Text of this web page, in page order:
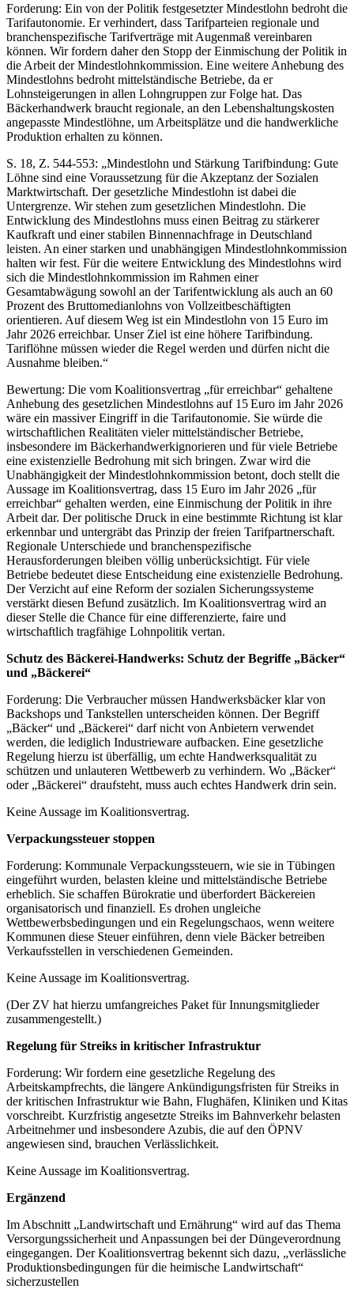
Forderung: Ein von der Politik festgesetzter Mindestlohn bedroht die
Tarifautonomie. Er verhindert, dass Tarifparteien regionale und
branchenspezifische Tarifverträge mit Augenmaß vereinbaren
können. Wir fordern daher den Stopp der Einmischung der Politik in
die Arbeit der Mindestlohnkommission. Eine weitere Anhebung des
Mindestlohns bedroht mittelständische Betriebe, da er
Lohnsteigerungen in allen Lohngruppen zur Folge hat. Das
Bäckerhandwerk braucht regionale, an den Lebenshaltungskosten
angepasste Mindestlöhne, um Arbeitsplätze und die handwerkliche
Produktion erhalten zu können.
S. 18, Z. 544-553: „Mindestlohn und Stärkung Tarifbindung: Gute
Löhne sind eine Voraussetzung für die Akzeptanz der Sozialen
Marktwirtschaft. Der gesetzliche Mindestlohn ist dabei die
Untergrenze. Wir stehen zum gesetzlichen Mindestlohn. Die
Entwicklung des Mindestlohns muss einen Beitrag zu stärkerer
Kaufkraft und einer stabilen Binnennachfrage in Deutschland
leisten. An einer starken und unabhängigen Mindestlohnkommission
halten wir fest. Für die weitere Entwicklung des Mindestlohns wird
sich die Mindestlohnkommission im Rahmen einer
Gesamtabwägung sowohl an der Tarifentwicklung als auch an 60
Prozent des Bruttomedianlohns von Vollzeitbeschäftigten
orientieren. Auf diesem Weg ist ein Mindestlohn von 15 Euro im
Jahr 2026 erreichbar. Unser Ziel ist eine höhere Tarifbindung.
Tariflöhne müssen wieder die Regel werden und dürfen nicht die
Ausnahme bleiben.“
Bewertung: Die vom Koalitionsvertrag „für erreichbar“ gehaltene
Anhebung des gesetzlichen Mindestlohns auf 15 Euro im Jahr 2026
wäre ein massiver Eingriff in die Tarifautonomie. Sie würde die
wirtschaftlichen Realitäten vieler mittelständischer Betriebe,
insbesondere im Bäckerhandwerkignorieren und für viele Betriebe
eine existenzielle Bedrohung mit sich bringen. Zwar wird die
Unabhängigkeit der Mindestlohnkommission betont, doch stellt die
Aussage im Koalitionsvertrag, dass 15 Euro im Jahr 2026 „für
erreichbar“ gehalten werden, eine Einmischung der Politik in ihre
Arbeit dar. Der politische Druck in eine bestimmte Richtung ist klar
erkennbar und untergräbt das Prinzip der freien Tarifpartnerschaft.
Regionale Unterschiede und branchenspezifische
Herausforderungen bleiben völlig unberücksichtigt. Für viele
Betriebe bedeutet diese Entscheidung eine existenzielle Bedrohung.
Der Verzicht auf eine Reform der sozialen Sicherungssysteme
verstärkt diesen Befund zusätzlich. Im Koalitionsvertrag wird an
dieser Stelle die Chance für eine differenzierte, faire und
wirtschaftlich tragfähige Lohnpolitik vertan.
Schutz des Bäckerei-Handwerks: Schutz der Begriffe „Bäcker“
und „Bäckerei“
Forderung: Die Verbraucher müssen Handwerksbäcker klar von
Backshops und Tankstellen unterscheiden können. Der Begriff
„Bäcker“ und „Bäckerei“ darf nicht von Anbietern verwendet
werden, die lediglich Industrieware aufbacken. Eine gesetzliche
Regelung hierzu ist überfällig, um echte Handwerksqualität zu
schützen und unlauteren Wettbewerb zu verhindern. Wo „Bäcker“
oder „Bäckerei“ draufsteht, muss auch echtes Handwerk drin sein.
Keine Aussage im Koalitionsvertrag.
Verpackungssteuer stoppen
Forderung: Kommunale Verpackungssteuern, wie sie in Tübingen
eingeführt wurden, belasten kleine und mittelständische Betriebe
erheblich. Sie schaffen Bürokratie und überfordert Bäckereien
organisatorisch und finanziell. Es drohen ungleiche
Wettbewerbsbedingungen und ein Regelungschaos, wenn weitere
Kommunen diese Steuer einführen, denn viele Bäcker betreiben
Verkaufsstellen in verschiedenen Gemeinden.
Keine Aussage im Koalitionsvertrag.
(Der ZV hat hierzu umfangreiches Paket für Innungsmitglieder
zusammengestellt.)
Regelung für Streiks in kritischer Infrastruktur
Forderung: Wir fordern eine gesetzliche Regelung des
Arbeitskampfrechts, die längere Ankündigungsfristen für Streiks in
der kritischen Infrastruktur wie Bahn, Flughäfen, Kliniken und Kitas
vorschreibt. Kurzfristig angesetzte Streiks im Bahnverkehr belasten
Arbeitnehmer und insbesondere Azubis, die auf den ÖPNV
angewiesen sind, brauchen Verlässlichkeit.
Keine Aussage im Koalitionsvertrag.
Ergänzend
Im Abschnitt „Landwirtschaft und Ernährung“ wird auf das Thema
Versorgungssicherheit und Anpassungen bei der Düngeverordnung
eingegangen. Der Koalitionsvertrag bekennt sich dazu, „verlässliche
Produktionsbedingungen für die heimische Landwirtschaft“
sicherzustellen